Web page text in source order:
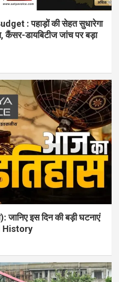
: पहाड़ों की सेहत सुधारेगा
कैंसर-डायबिटीज जांच पर बड़ा
इस दिन की बड़ी घटनाएं
History